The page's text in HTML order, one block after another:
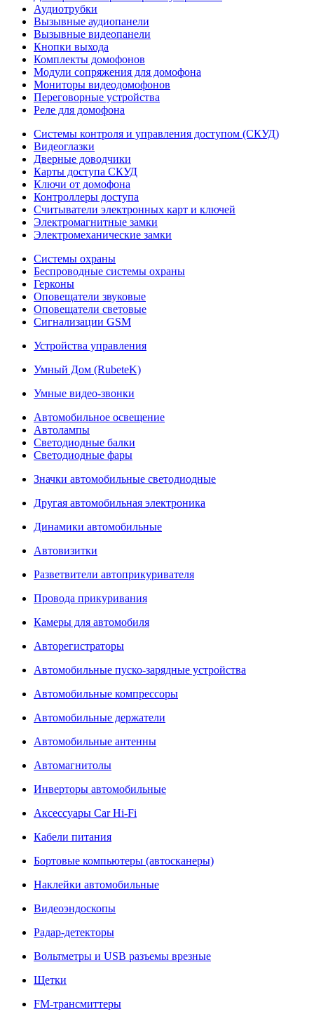
Аудиотрубки
Вызывные аудиопанели
Вызывные видеопанели
Кнопки выхода
Комплекты домофонов
Модули сопряжения для домофона
Мониторы видеодомофонов
Переговорные устройства
Реле для домофона
Системы контроля и управления доступом (СКУД)
Видеоглазки
Дверные доводчики
Карты доступа СКУД
Ключи от домофона
Контроллеры доступа
Считыватели электронных карт и ключей
Электромагнитные замки
Электромеханические замки
Системы охраны
Беспроводные системы охраны
Герконы
Оповещатели звуковые
Оповещатели световые
Сигнализации GSM
Устройства управления
Умный Дом (RubeteK)
Умные видео-звонки
Автомобильное освещение
Автолампы
Светодиодные балки
Светодиодные фары
Значки автомобильные светодиодные
Другая автомобильная электроника
Динамики автомобильные
Автовизитки
Разветвители автоприкуривателя
Провода прикуривания
Камеры для автомобиля
Авторегистраторы
Автомобильные пуско-зарядные устройства
Автомобильные компрессоры
Автомобильные держатели
Автомобильные антенны
Автомагнитолы
Инверторы автомобильные
Аксессуары Car Hi-Fi
Кабели питания
Бортовые компьютеры (автосканеры)
Наклейки автомобильные
Видеоэндоскопы
Радар-детекторы
Вольтметры и USB разъемы врезные
Щетки
FM-трансмиттеры